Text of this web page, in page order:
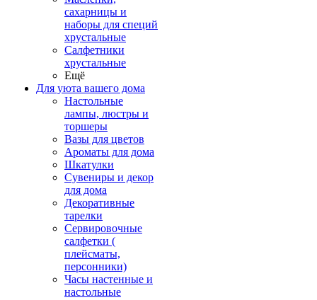
сахарницы и
наборы для специй
хрустальные
Салфетники
хрустальные
Ещё
Для уюта вашего дома
Настольные
лампы, люстры и
торшеры
Вазы для цветов
Ароматы для дома
Шкатулки
Сувениры и декор
для дома
Декоративные
тарелки
Сервировочные
салфетки (
плейсматы,
персонники)
Часы настенные и
настольные